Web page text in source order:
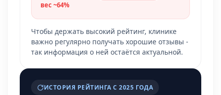
вес ~64%
Чтобы держать высокий рейтинг, клинике
важно регулярно получать хорошие отзывы -
так информация о ней остаётся актуальной.
ИСТОРИЯ РЕЙТИНГА С 2025 ГОДА